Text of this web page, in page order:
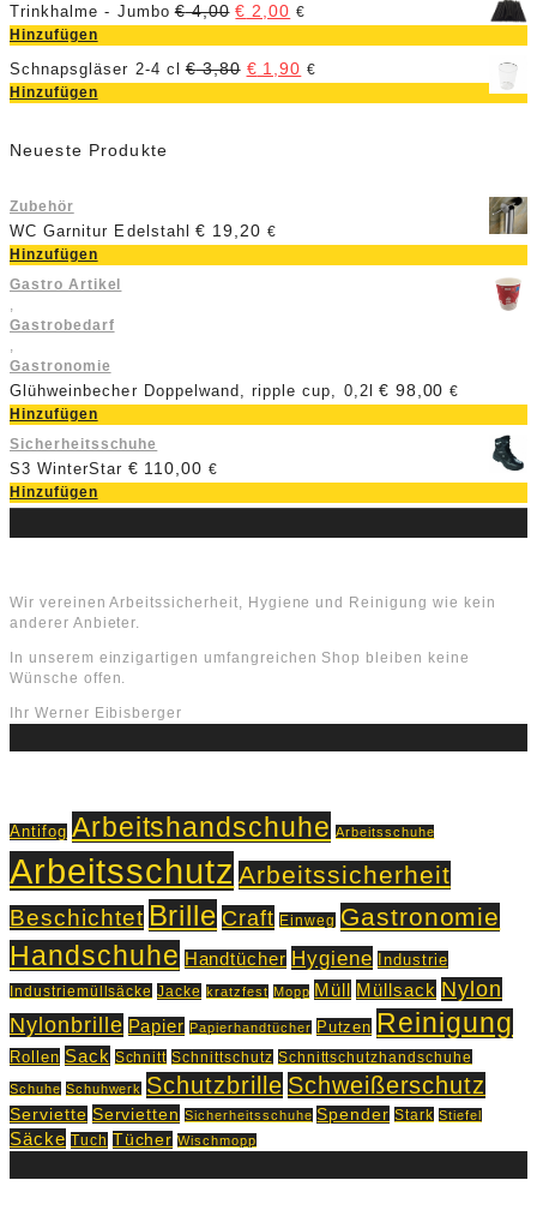
Trinkhalme - Jumbo €4,00 € 2,00 €
Hinzufügen
Schnapsgläser 2-4 cl €3,80 € 1,90 €
Hinzufügen
Neueste Produkte
Zubehör
WC Garnitur Edelstahl € 19,20 €
Hinzufügen
Gastro Artikel
,
Gastrobedarf
,
Gastronomie
Glühweinbecher Doppelwand, ripple cup, 0,2l € 98,00 €
Hinzufügen
Sicherheitsschuhe
S3 WinterStar € 110,00 €
Hinzufügen
Wir vereinen Arbeitssicherheit, Hygiene und Reinigung wie kein
anderer Anbieter.
In unserem einzigartigen umfangreichen Shop bleiben keine
Wünsche offen.
Ihr Werner Eibisberger
Antifog Arbeitshandschuhe Arbeitsschuhe
Arbeitsschutz Arbeitssicherheit
Beschichtet Brille Craft Einweg Gastronomie
Handschuhe Handtücher Hygiene Industrie
Industriemüllsäcke Jacke kratzfest Mopp Müll Müllsack Nylon
Nylonbrille Papier Papierhandtücher Putzen Reinigung
Rollen Sack Schnitt Schnittschutz Schnittschutzhandschuhe
Schuhe Schuhwerk Schutzbrille Schweißerschutz
Serviette Servietten Sicherheitsschuhe Spender Stark Stiefel
Säcke Tuch Tücher Wischmopp